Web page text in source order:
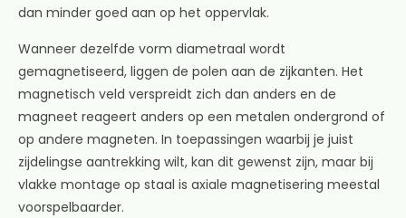
dan minder goed aan op het oppervlak.
Wanneer dezelfde vorm diametraal wordt
gemagnetiseerd, liggen de polen aan de zijkanten. Het
magnetisch veld verspreidt zich dan anders en de
magneet reageert anders op een metalen ondergrond of
op andere magneten. In toepassingen waarbij je juist
zijdelingse aantrekking wilt, kan dit gewenst zijn, maar bij
vlakke montage op staal is axiale magnetisering meestal
voorspelbaarder.